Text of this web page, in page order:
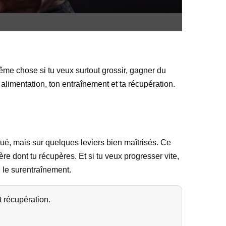
chose si tu veux surtout grossir, gagner du
ton entraînement et ta récupération.
mais sur quelques leviers bien maîtrisés. Ce
dont tu récupères. Et si tu veux progresser vite,
surentraînement.
récupération.